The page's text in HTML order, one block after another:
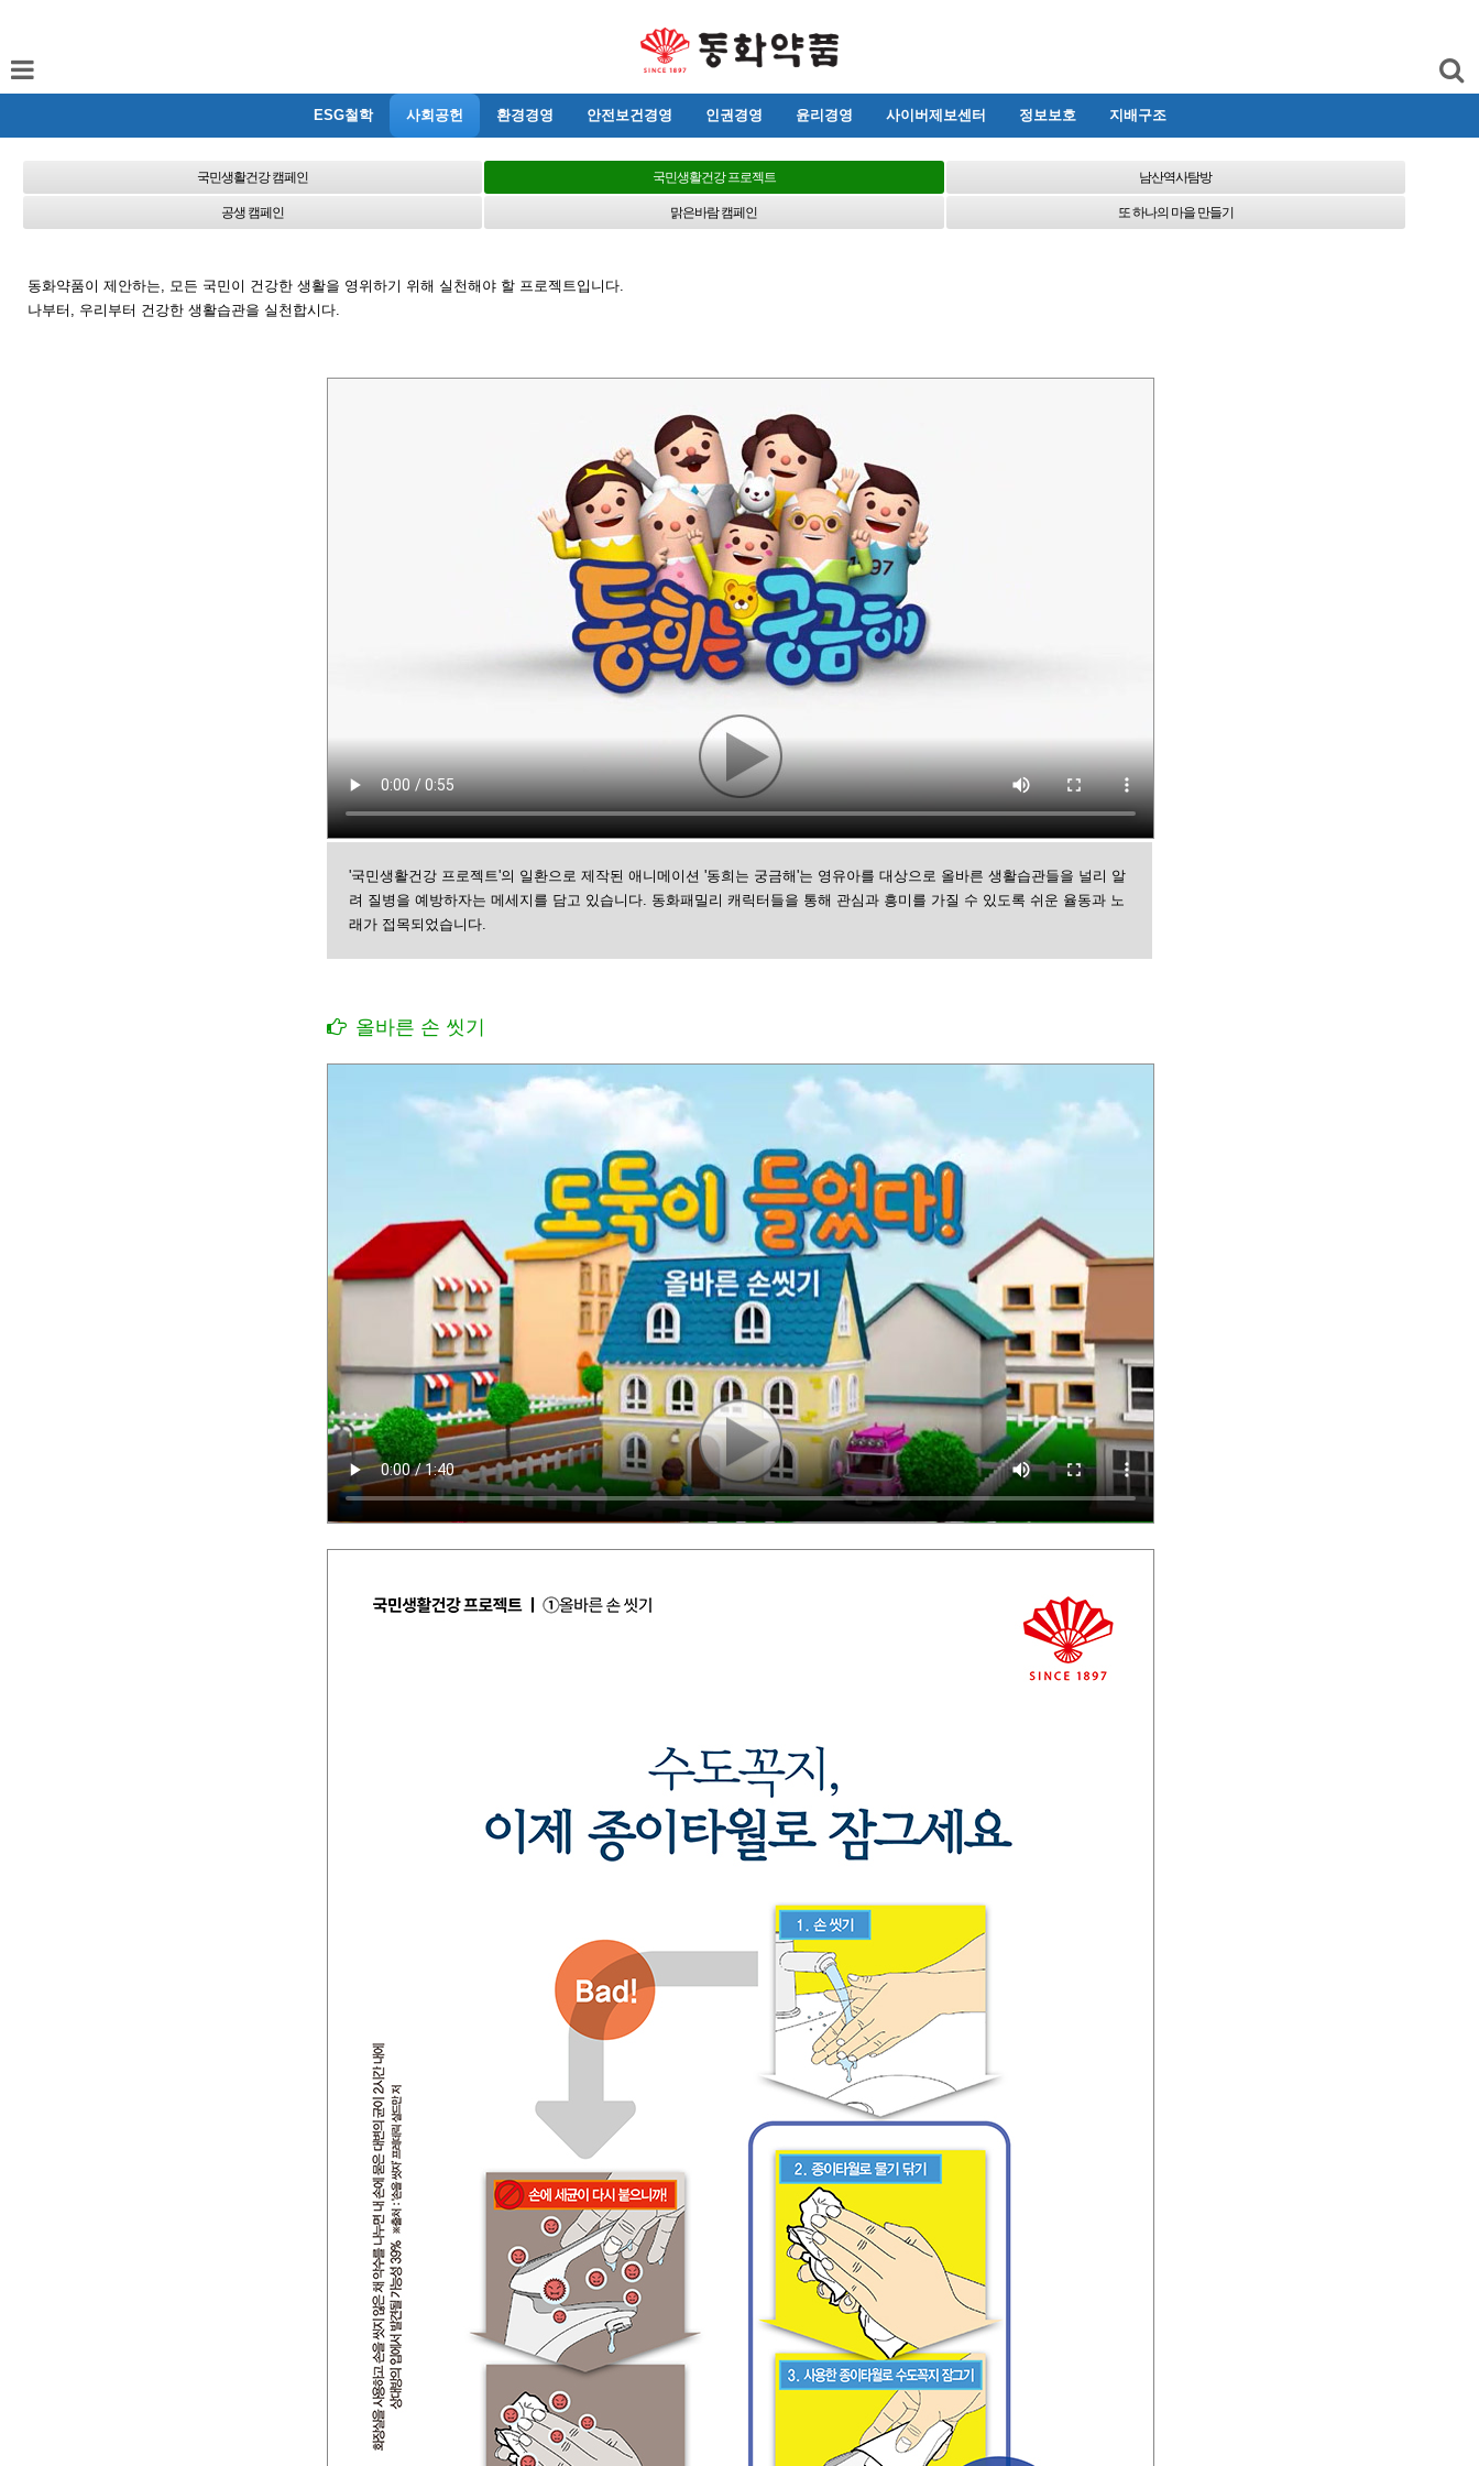
ESG철학 사회공헌 환경경영 안전보건경영 인권경영 윤리경영 사이버제보센터 정보보호 지배구조
국민생활건강 캠페인 국민생활건강 프로젝트 남산역사탐방
공생 캠페인 맑은바람 캠페인 또 하나의 마을 만들기
동화약품이 제안하는, 모든 국민이 건강한 생활을 영위하기 위해 실천해야 할 프로젝트입니다.
나부터, 우리부터 건강한 생활습관을 실천합시다.
'국민생활건강 프로젝트'의 일환으로 제작된 애니메이션 '동희는 궁금해'는 영유아를 대상으로 올바른 생활습관들을 널리 알
려 질병을 예방하자는 메세지를 담고 있습니다. 동화패밀리 캐릭터들을 통해 관심과 흥미를 가질 수 있도록 쉬운 율동과 노
래가 접목되었습니다.
올바른 손 씻기